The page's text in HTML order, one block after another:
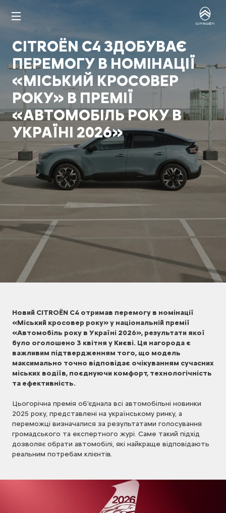
CITROËN C4 ЗДОБУВАЄ
ПЕРЕМОГУ В НОМІНАЦІЇ
«МІСЬКИЙ КРОСОВЕР
РОКУ» В ПРЕМІЇ
«АВТОМОБІЛЬ РОКУ В
УКРАЇНІ 2026»
Новий CITROËN C4 отримав перемогу в номінації
«Міський кросовер року» у національній премії
«Автомобіль року в Україні 2026», результати якої
було оголошено 3 квітня у Києві. Ця нагорода є
важливим підтвердженням того, що модель
максимально точно відповідає очікуванням сучасних
міських водіїв, поєднуючи комфорт, технологічність
та ефективність.
Цьогорічна премія об’єднала всі автомобільні новинки
2025 року, представлені на українському ринку, а
переможці визначалися за результатами голосування
громадського та експертного журі. Саме такий підхід
дозволяє обрати автомобілі, які найкраще відповідають
реальним потребам клієнтів.